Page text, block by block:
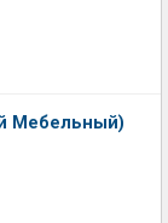
Мебельный)